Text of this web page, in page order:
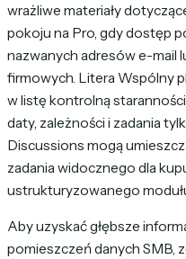
wrażliwe materiały
pokoju na Pro, gdy dostęp
nazwanych adresów e-mail
firmowych. Litera Wspólny
w listę kontrolną staranności
daty, zależności i zadania
Discussions mogą
zadania widocznego dla
ustrukturyzowanego
Aby uzyskać głębsze
pomieszczeń danych SMB,